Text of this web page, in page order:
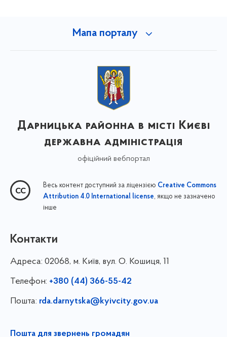
Мапа порталу
Дарницька районна в місті Києві
державна адміністрація
офіційний вебпортал
Весь контент доступний за ліцензією Creative Commons
Attribution 4.0 International license, якщо не зазначено
інше
Контакти
Адреса: 02068, м. Київ, вул. О. Кошиця, 11
Телефон: +380 (44) 366-55-42
Пошта: rda.darnytska@kyivcity.gov.ua
Пошта для звернень громадян